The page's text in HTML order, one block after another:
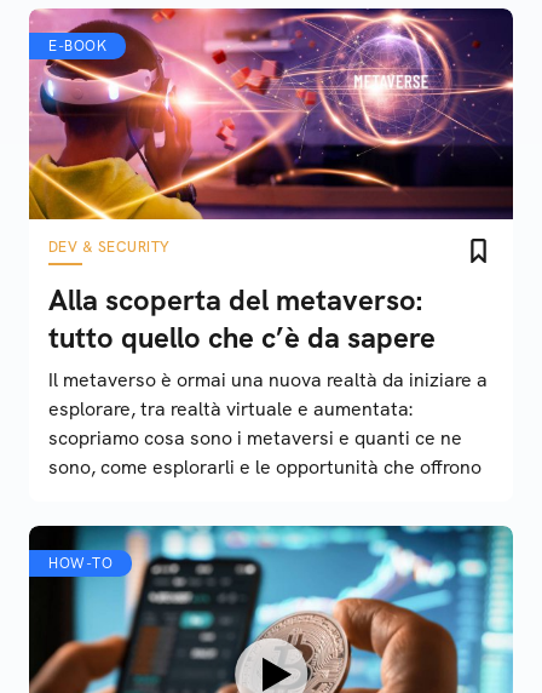
E-BOOK
DEV & SECURITY
Alla scoperta del metaverso:
tutto quello che c’è da sapere
Il metaverso è ormai una nuova realtà da iniziare a
esplorare, tra realtà virtuale e aumentata:
scopriamo cosa sono i metaversi e quanti ce ne
sono, come esplorarli e le opportunità che offrono
HOW-TO